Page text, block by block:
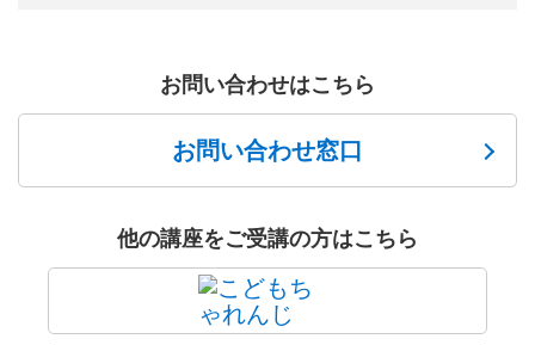
お問い合わせはこちら
お問い合わせ窓口
他の講座をご受講の方はこちら